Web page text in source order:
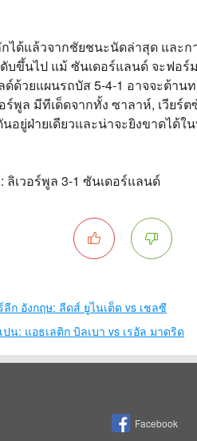
ได้แล้วจากชัยชนะนัดล่าสุด และ
บขึ้นไป แม้ ซันเดอร์แลนด์ จะฟอ
ด้วยแผนรถบัส 5-4-1 อาจจะต้าน
ร์พูล มีทีเด็ดจากทั้ง ซาลาห์, เวีย
อยู่ฝ่ายเดียวและน่าจะยิงขาดได้ใ
เวอร์พูล 3-1 ซันเดอร์แลนด์
ก อังกฤษ: ลีดส์ ยูไนเต็ด vs เชลซี
น: แอธเลติก บิลเบา vs เรอัล มาดริด
Facebook